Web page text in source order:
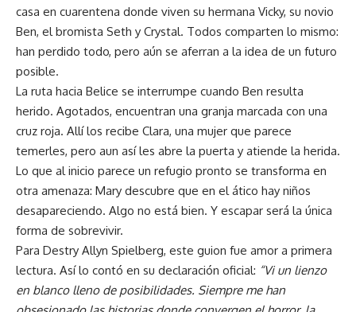
casa en cuarentena donde viven su hermana Vicky, su novio
Ben, el bromista Seth y Crystal. Todos comparten lo mismo:
han perdido todo, pero aún se aferran a la idea de un futuro
posible.
La ruta hacia Belice se interrumpe cuando Ben resulta
herido. Agotados, encuentran una granja marcada con una
cruz roja. Allí los recibe Clara, una mujer que parece
temerles, pero aun así les abre la puerta y atiende la herida.
Lo que al inicio parece un refugio pronto se transforma en
otra amenaza: Mary descubre que en el ático hay niños
desapareciendo. Algo no está bien. Y escapar será la única
forma de sobrevivir.
Para Destry Allyn Spielberg, este guion fue amor a primera
lectura. Así lo contó en su declaración oficial: “Vi un lienzo
en blanco lleno de posibilidades. Siempre me han